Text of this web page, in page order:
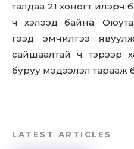
талдаа 21 хоногт илэрч
ч хэлээд байна.
гээд эмчилгээ
сайшаалтай ч тэрээр
буруу мэдээлэл тарааж
LATEST ARTICLES